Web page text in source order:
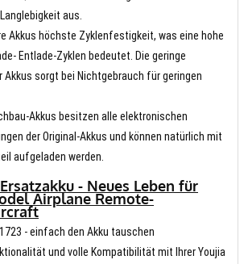
aus.
Akkus höchste Zyklenfestigkeit, was eine hohe
Entlade-Zyklen bedeutet. Die geringe
Akkus sorgt bei Nichtgebrauch für geringen
Akkus besitzen alle elektronischen
der Original-Akkus und können natürlich mit
aufgeladen werden.
- Neues Leben für
Airplane Remote-
- einfach den Akku tauschen
und volle Kompatibilität mit Ihrer Youjia